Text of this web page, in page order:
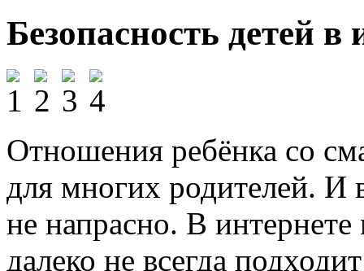
Безопасность детей в
Отношения ребёнка со
для многих родителей. И
не напрасно. В
далеко не всегда